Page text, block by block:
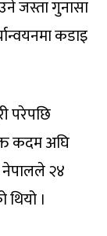
जस्ता गुनासा
कडाइ
परेपछि
कदम अघि
२४
थियो ।